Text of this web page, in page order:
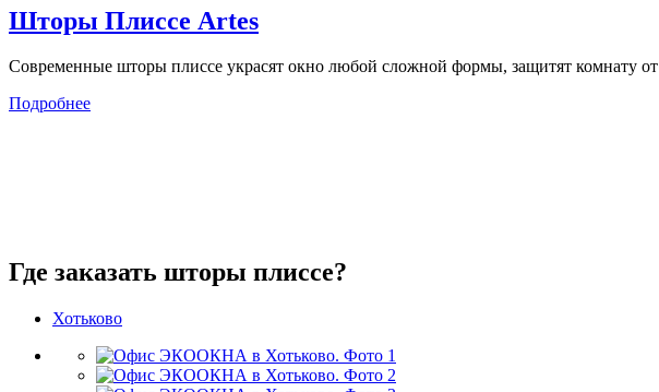
Шторы Плиссе Artes
Современные шторы плиссе украсят окно любой сложной формы, защитят комнату от
Подробнее
Где заказать шторы плиссе?
Хотьково